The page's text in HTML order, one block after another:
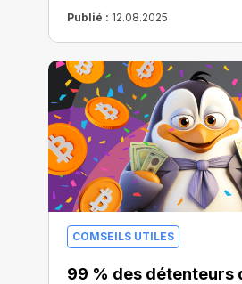
Publié : 12.08.2025
COMSEILS UTILES
99 % des détenteurs